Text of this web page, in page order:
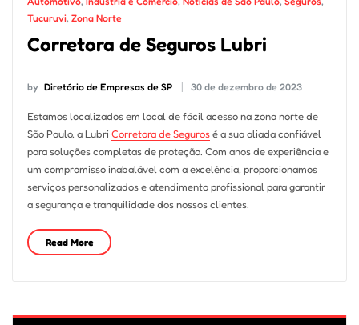
Tucuruvi, Zona Norte
Corretora de Seguros Lubri
by Diretório de Empresas de SP 30 de dezembro de 2023
Estamos localizados em local de fácil acesso na zona norte de
São Paulo, a Lubri Corretora de Segurosé a sua aliada confiável
para soluções completas de proteção. Com anos de experiência e
um compromisso inabalável com a excelência, proporcionamos
serviços personalizados e atendimento profissional para garantir
a segurança e tranquilidade dos nossos clientes.
Read More